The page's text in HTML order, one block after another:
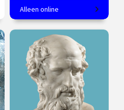
Leer het landschap lezen.
€ 217.00
vanaf 26
jan.
Online
Alleen online